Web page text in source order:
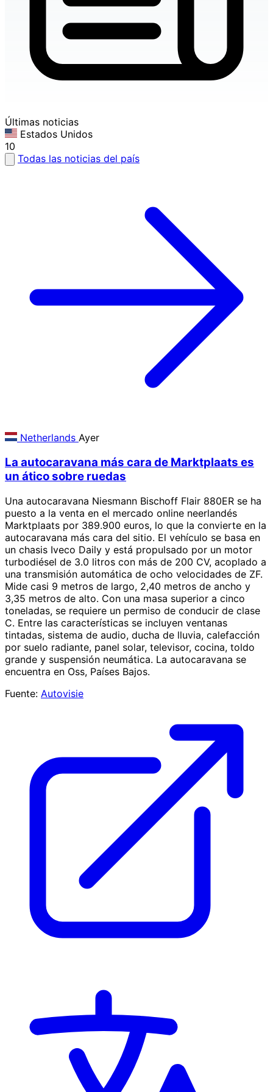
Últimas noticias
Estados Unidos
10
Todas las noticias del país
Netherlands Ayer
La autocaravana más cara de Marktplaats es
un ático sobre ruedas
Una autocaravana Niesmann Bischoff Flair 880ER se ha
puesto a la venta en el mercado online neerlandés
Marktplaats por 389.900 euros, lo que la convierte en la
autocaravana más cara del sitio. El vehículo se basa en
un chasis Iveco Daily y está propulsado por un motor
turbodiésel de 3.0 litros con más de 200 CV, acoplado a
una transmisión automática de ocho velocidades de ZF.
Mide casi 9 metros de largo, 2,40 metros de ancho y
3,35 metros de alto. Con una masa superior a cinco
toneladas, se requiere un permiso de conducir de clase
C. Entre las características se incluyen ventanas
tintadas, sistema de audio, ducha de lluvia, calefacción
por suelo radiante, panel solar, televisor, cocina, toldo
grande y suspensión neumática. La autocaravana se
encuentra en Oss, Países Bajos.
Fuente: Autovisie